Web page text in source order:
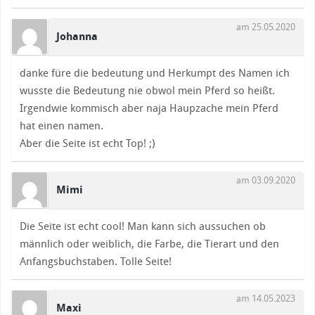
Johanna
am 25.05.2020
danke füre die bedeutung und Herkumpt des Namen ich
wusste die Bedeutung nie obwol mein Pferd so heißt.
Irgendwie kommisch aber naja Haupzache mein Pferd
hat einen namen.
Aber die Seite ist echt Top! ;)
Mimi
am 03.09.2020
Die Seite ist echt cool! Man kann sich aussuchen ob
männlich oder weiblich, die Farbe, die Tierart und den
Anfangsbuchstaben. Tolle Seite!
Maxi
am 14.05.2023